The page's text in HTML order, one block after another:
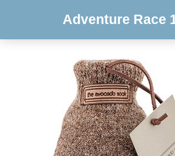
Adventure Race